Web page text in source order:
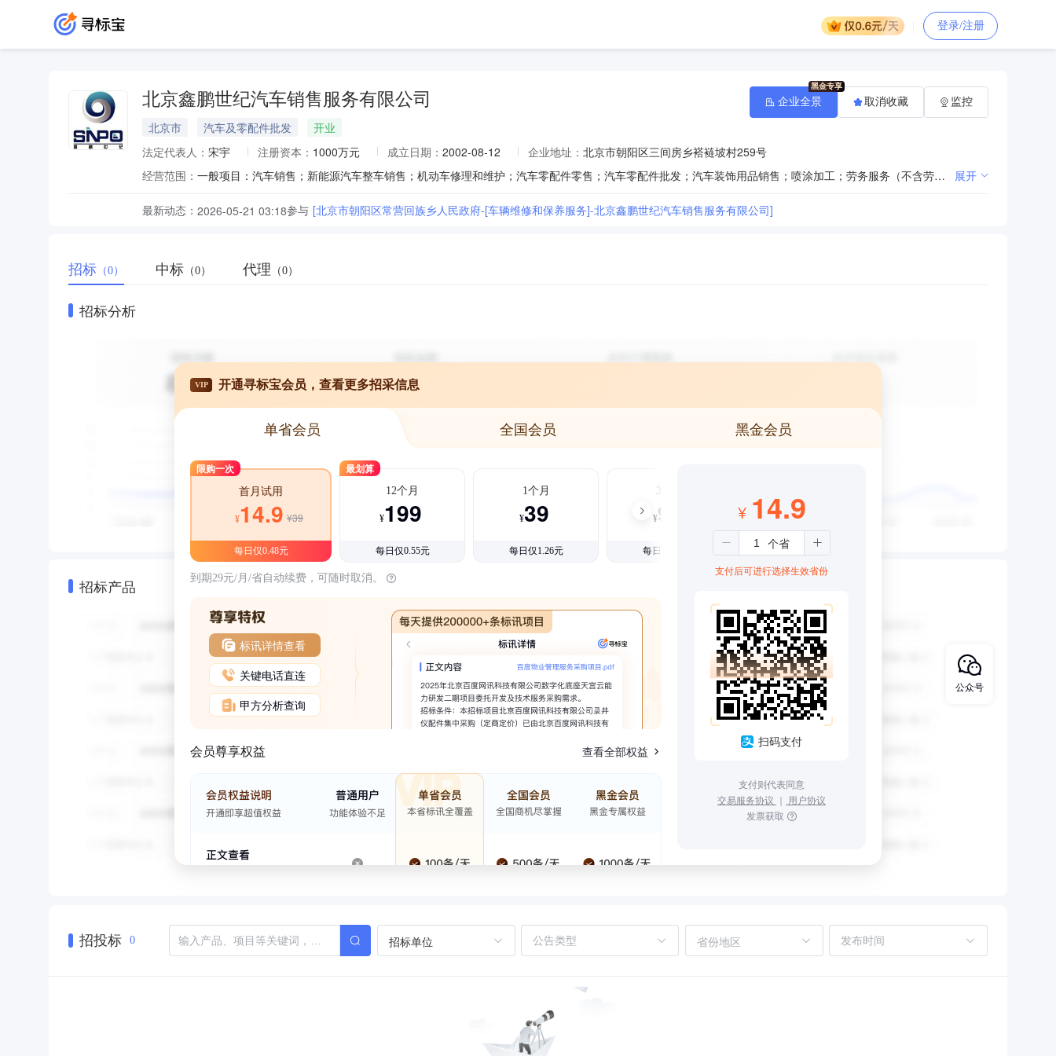
登录/注册
北京鑫鹏世纪汽车销售服务有限公司
北京市 汽车及零配件批发
开业
法定代表人： 宋宇 注册资本： 1000万元 成立日期： 2002-08-12 企业地址： 北京市朝阳区三间房乡褡裢坡村259号
经营范围：
一般项目：汽车销售；新能源汽车整车销售；机动车修理和维护；汽车零配件零售；汽车零配件批发；汽车装饰用品销售；喷涂加工；劳务服务（不含劳务派遣）；汽车拖车、求援、清障服务；机动车鉴定评估；非居住房地产租赁；机械电气设备销售；日用品销售；办公用品销售；化工产品销售（不含许可类化工产品）；建筑材料销售；喷枪及类似器具制造；专业保洁、清洗、消毒服务；环境应急技术装备制造；涂料销售（不含危险化学品）；专用化学产品制造（不含危险化学品）；单用途商业预付卡代理销售；信息技术咨询服务；企业管理咨询；信息咨询服务（不含许可类信息咨询服务）。（除依法须经批准的项目外，凭营业执照依法自主开展经营活动）许可项目：保险代理业务。（依法须经批准的项目，经相关部门批准后方可开展经营活动，具体经营项目以相关部门批准文件或许可证件为准）（不得从事国家和本市产业政策禁止和限制类项目的经营活动。） 展开
最新动态： 2026-05-21 03:18参与 [北京市朝阳区常营回族乡人民政府-[车辆维修和保养服务]-北京鑫鹏世纪汽车销售服务有限公司]
企业全景 取消收藏 监控
招标 （0） 中标 （0） 代理 （0）
招标分析
招标产品
VIP 开通寻标宝会员，查看更多招采信息
单省会员 全国会员 黑金会员
限购一次
首月试用
¥14.9 ¥39
每日仅0.48元
最划算
12个月
¥199
每日仅0.55元
1个月
¥39
每日仅1.26元
3个月
¥99
每日仅1.08元
到期29元/月/省自动续费，可随时取消。
标讯详情查看
关键电话直连
甲方分析查询
会员尊享权益 查看全部权益
¥ 14.9
支付后可进行选择生效省份
扫码支付
支付则代表同意
交易服务协议 ｜ 用户协议
发票获取
招投标 0 招标单位 省份地区
公众号